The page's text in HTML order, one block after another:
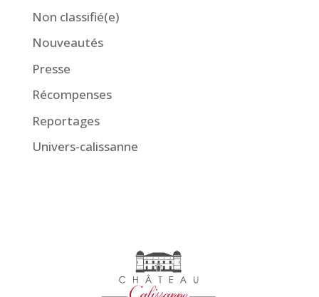
Non classifié(e)
Nouveautés
Presse
Récompenses
Reportages
Univers-calissanne